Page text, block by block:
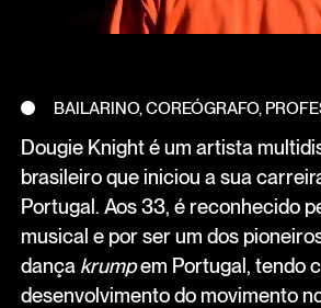
BAILARINO, COREÓGRAFO,
Dougie Knight é um artista
brasileiro que iniciou a sua
Portugal. Aos 33, é reconhecido
musical e por ser um dos
dança krumpem Portugal, tendo
desenvolvimento do movimento